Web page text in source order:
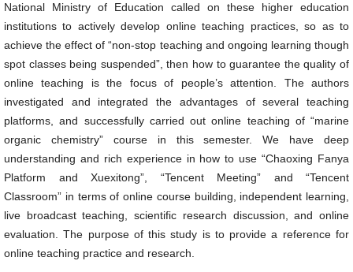
National Ministry of Education called on these higher education
institutions to actively develop online teaching practices, so as to
achieve the effect of “non-stop teaching and ongoing learning though
spot classes being suspended”, then how to guarantee the quality of
online teaching is the focus of people’s attention. The authors
investigated and integrated the advantages of several teaching
platforms, and successfully carried out online teaching of “marine
organic chemistry” course in this semester. We have deep
understanding and rich experience in how to use “Chaoxing Fanya
Platform and Xuexitong”, “Tencent Meeting” and “Tencent
Classroom” in terms of online course building, independent learning,
live broadcast teaching, scientific research discussion, and online
evaluation. The purpose of this study is to provide a reference for
online teaching practice and research.